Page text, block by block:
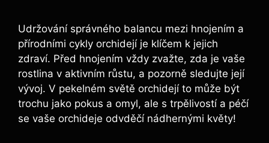
Udržování‍ správného balancu mezi hnojením⁣ a​
přírodními cykly ‍orchidejí ⁤je‍ klíčem k jejich⁢
zdraví. Před hnojením vždy zvažte, zda je vaše
‌rostlina v aktivním růstu,​ a⁣ pozorně sledujte její‍
vývoj.​ V pekelném světě orchidejí​ to může být
trochu jako⁢ pokus⁤ a omyl, ale s trpělivostí a péčí
se vaše orchideje odvděčí nádhernými květy!